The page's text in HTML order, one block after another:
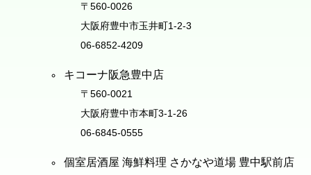
〒560-0026
大阪府豊中市玉井町1-2-3
06-6852-4209
キコーナ阪急豊中店
〒560-0021
大阪府豊中市本町3-1-26
06-6845-0555
個室居酒屋 海鮮料理 さかなや道場 豊中駅前店